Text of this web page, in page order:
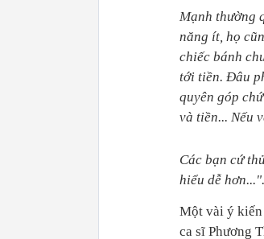
Mạnh thường
năng ít, họ
chiếc bánh
tới tiền. Đâu
quyên góp
và tiền... Nếu
Các bạn cứ
hiểu dễ hơn...".
Một vài ý kiến
ca sĩ Phương